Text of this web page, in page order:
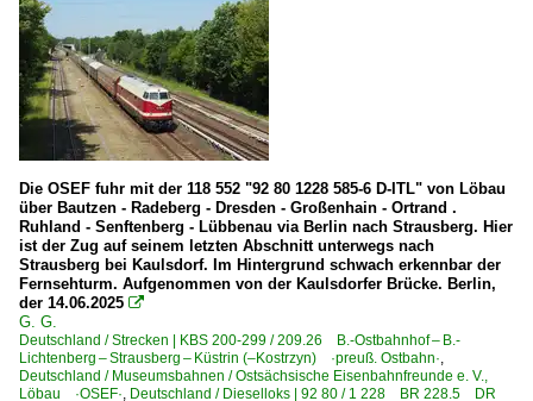
Die OSEF fuhr mit der 118 552 "92 80 1228 585-6 D-ITL" von Löbau
über Bautzen - Radeberg - Dresden - Großenhain - Ortrand .
Ruhland - Senftenberg - Lübbenau via Berlin nach Strausberg. Hier
ist der Zug auf seinem letzten Abschnitt unterwegs nach
Strausberg bei Kaulsdorf. Im Hintergrund schwach erkennbar der
Fernsehturm. Aufgenommen von der Kaulsdorfer Brücke. Berlin,
der 14.06.2025 
G. G.
Deutschland / Strecken | KBS 200-299 / 209.26 B.-Ostbahnhof – B.-
Lichtenberg – Strausberg – Küstrin (–Kostrzyn) ·preuß. Ostbahn·,
Deutschland / Museumsbahnen / Ostsächsische Eisenbahnfreunde e. V.,
Löbau ·OSEF·, Deutschland / Dieselloks | 92 80 / 1 228 BR 228.5 DR